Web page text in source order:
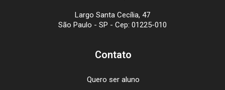
Largo Santa Cecília, 47
São Paulo - SP - Cep: 01225-010
Contato
Quero ser aluno